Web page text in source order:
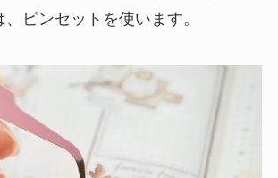
ピンセットを使います。